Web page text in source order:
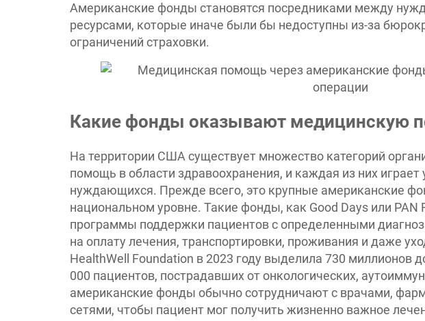
Американские фонды становятся посредниками между
ресурсами, которые иначе были бы недоступны из-за
ограничений страховки.
Какие фонды оказывают медицинскую
На территории США существует множество категорий
помощь в области здравоохранения, и каждая из них
нуждающихся. Прежде всего, это крупные американские
национальном уровне. Такие фонды, как Good Days или
программы поддержки пациентов с определенными
на оплату лечения, транспортировки, проживания и даже
HealthWell Foundation в 2023 году выделила 730 миллионов
000 пациентов, пострадавших от онкологических,
американские фонды обычно сотрудничают с врачами,
сетями, чтобы пациент мог получить жизненно важное